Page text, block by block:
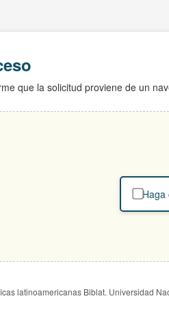
que la solicitud proviene de un
Haga
latinoamericanas Biblat. Universidad